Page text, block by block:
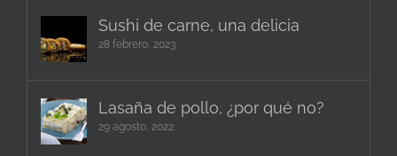
Sushi de carne, una delicia
28 febrero, 2023
Lasaña de pollo, ¿por qué no?
29 agosto, 2022